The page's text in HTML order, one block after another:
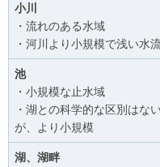
小川
・流れのある水域
・河川より小規模で浅い水
池
・小規模な止水域
・湖との科学的な区別はない
が、より小規模
湖、湖畔